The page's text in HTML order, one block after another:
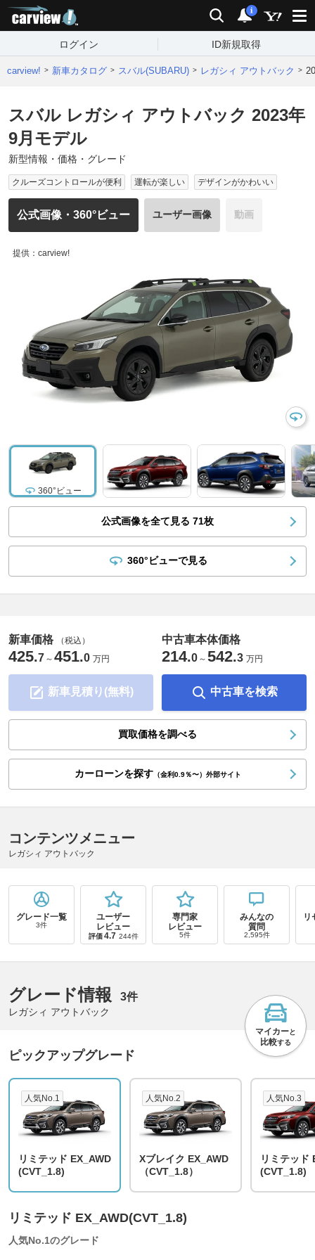
検索 通知
i
ログイン ID新規取得
carview! 新車カタログ スバル(SUBARU) レガシィ アウトバック
スバル レガシィ アウトバック 2023年
9月モデル
新型情報・価格・グレード
クルーズコントロールが便利 運転が楽しい デザインがかわいい
公式画像・360°ビュー ユーザー画像 動画
提供：carview!
360°ビュー
公式画像を全て見る 71枚
360°ビューで見る
新車価格 （税込）
425.7 ～ 451.0 万円
新車見積り(無料)
中古車本体価格
214.0 ～ 542.3 万円
中古車を検索
買取価格を調べる
カーローンを探す（金利0.9％〜）外部サイト
コンテンツメニュー
レガシィ アウトバック
グレード一覧
3件
ユーザー
レビュー
評価 4.7 244件
専門家
レビュー
5件
みんなの
質問
2,595件
リ
グレード情報 3件
レガシィ アウトバック
マイカーと
比較する
ピックアップグレード
人気No.1
リミテッド EX_AWD
(CVT_1.8)
人気No.2
Xブレイク EX_AWD
（CVT_1.8）
人気No.3
リミテッド
(CVT_1.8)
リミテッド EX_AWD(CVT_1.8)
人気No.1のグレード